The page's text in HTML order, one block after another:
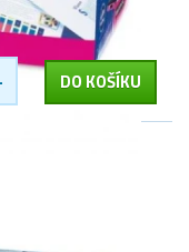
DO KOŠÍKU